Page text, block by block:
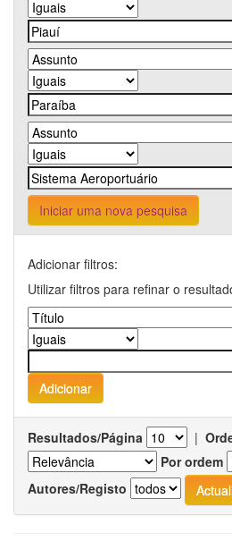
Iniciar uma nova pesquisa
Adicionar filtros:
Utilizar filtros para refinar o
Resultados/Página |
Por ordem
Autores/Registo